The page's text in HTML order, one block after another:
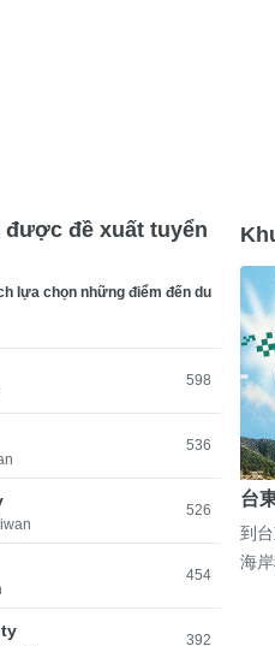
được đề xuất tuyển
lựa chọn những điểm đến du
598
536
526
454
392
台
到
海